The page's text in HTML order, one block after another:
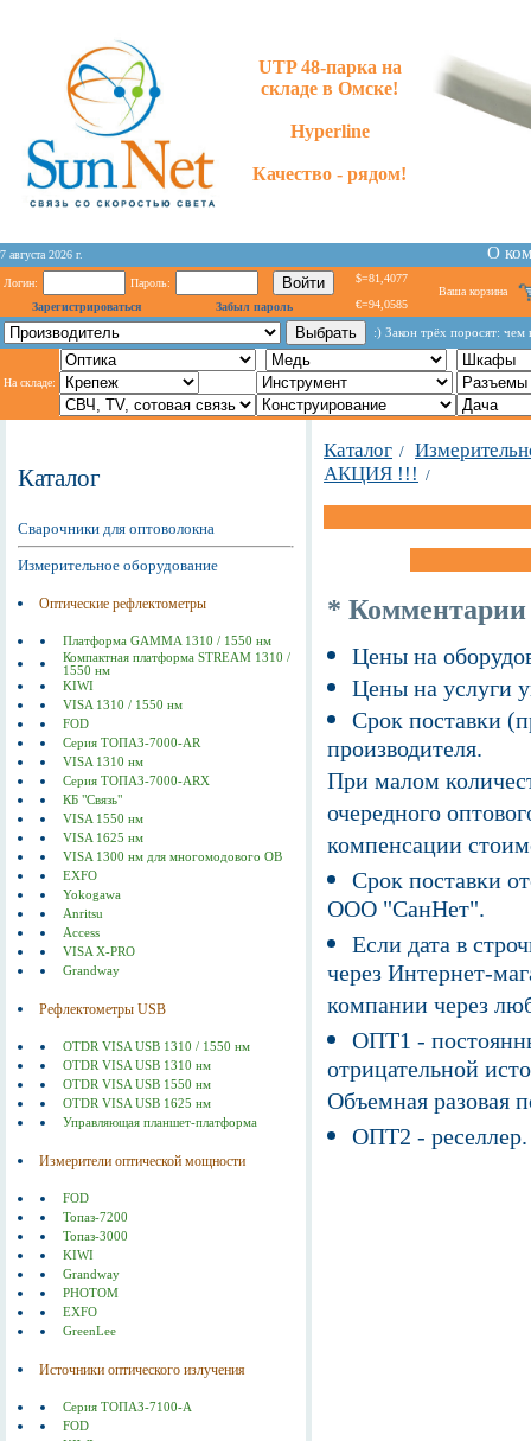
UTP 48-парка на
складе в Омске!
Hyperline
Качество - рядом!
7 августа 2026 г. О
Логин:
Пароль:
Зарегистрироваться
Забыл пароль
$=81,4077
€=94,0585
Ваша корзина
:) Закон трёх поросят:
На складе:
Каталог
Сварочники для оптоволокна
Измерительное оборудование
Оптические рефлектометры
Платформа GAMMA 1310 / 1550 нм
Компактная платформа STREAM 1310 /
1550 нм
KIWI
VISA 1310 / 1550 нм
FOD
Серия ТОПАЗ-7000-AR
VISA 1310 нм
Серия ТОПАЗ-7000-ARX
КБ "Связь"
VISA 1550 нм
VISA 1625 нм
VISA 1300 нм для многомодового ОВ
EXFO
Yokogawa
Anritsu
Access
VISA X-PRO
Grandway
Рефлектометры USB
OTDR VISA USB 1310 / 1550 нм
OTDR VISA USB 1310 нм
OTDR VISA USB 1550 нм
OTDR VISA USB 1625 нм
Управляющая планшет-платформа
Измерители оптической мощности
FOD
Топаз-7200
Топаз-3000
KIWI
Grandway
PHOTOM
EXFO
GreenLee
Источники оптического излучения
Серия ТОПАЗ-7100-А
FOD
Каталог /
АКЦИЯ !!! /
* Комментарии
Цены на
Цены на услуги
Срок поставки
производителя.
При малом
очередного
компенсации
Срок поставки
ООО "СанНет".
Если дата в
через Интернет-
компании через
ОПТ1 -
отрицательной
Объемная разовая
ОПТ2 -